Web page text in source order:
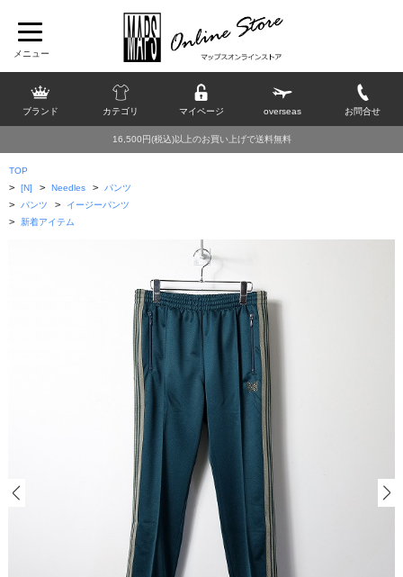
ブランド カテゴリ マイページ overseas お問合せ
16,500円(税込)以上のお買い上げで送料無料
TOP
> [N] > Needles > パンツ
> パンツ > イージーパンツ
> 新着アイテム